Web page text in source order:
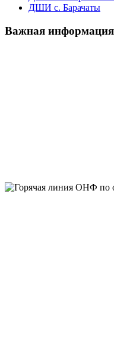
ДШИ с. Барачаты
Важная информация